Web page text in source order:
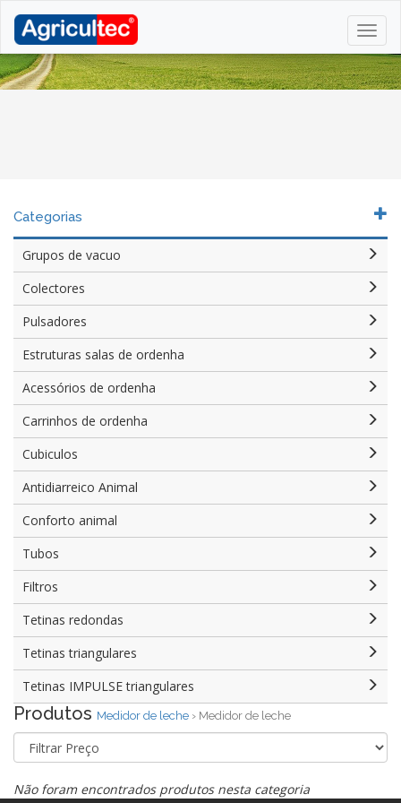
Categorias
Grupos de vacuo
Colectores
Pulsadores
Estruturas salas de ordenha
Acessórios de ordenha
Carrinhos de ordenha
Cubiculos
Antidiarreico Animal
Conforto animal
Tubos
Filtros
Tetinas redondas
Tetinas triangulares
Tetinas IMPULSE triangulares
Produtos Medidor de leche › Medidor de leche
Não foram encontrados produtos nesta categoria